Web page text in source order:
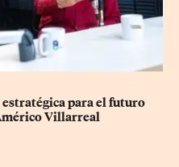
para el futuro
Villarreal